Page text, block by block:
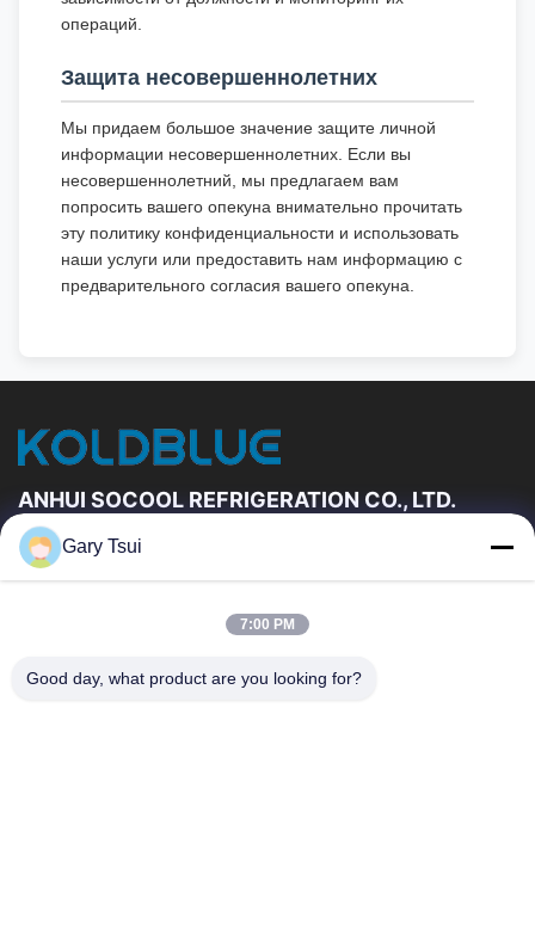
операций.
Защита несовершеннолетних
Мы придаем большое значение защите личной
информации несовершеннолетних. Если вы
несовершеннолетний, мы предлагаем вам
попросить вашего опекуна внимательно прочитать
эту политику конфиденциальности и использовать
наши услуги или предоставить нам информацию с
предварительного согласия вашего опекуна.
ANHUI SOCOOL REFRIGERATION CO., LTD.
Быстрые Связи
О Нас
Путешествие Фабрики
Проверка Качества
Gary Tsui
7:00 PM
Good day, what product are you looking for?